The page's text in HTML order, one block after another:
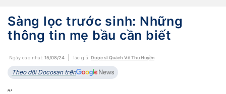
Sàng lọc trước sinh: Những
thông tin mẹ bầu cần biết
Ngày cập nhật: 15/08/24 Tác giả: Dược sĩ Quách Võ Thu Huyền
Theo dõi Docosan trên